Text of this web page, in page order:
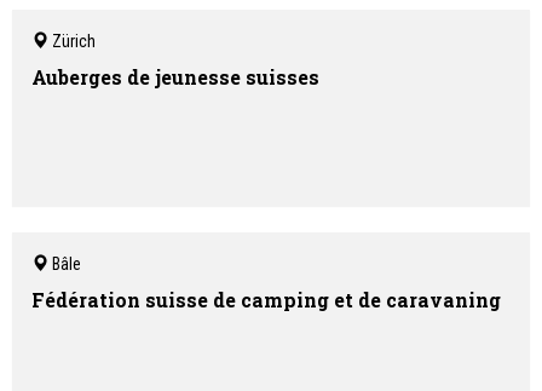
Zürich
Auberges de jeunesse suisses
Bâle
Fédération suisse de camping et de caravaning